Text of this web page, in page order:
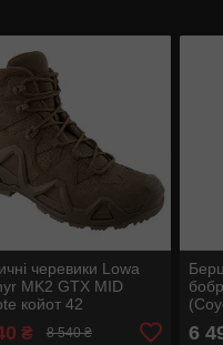
черевики Lowa
MK2 GTX MID
койот 42
₴ 8 540 ₴ 6